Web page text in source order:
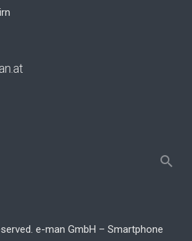
e-man GmbH – Smartphone